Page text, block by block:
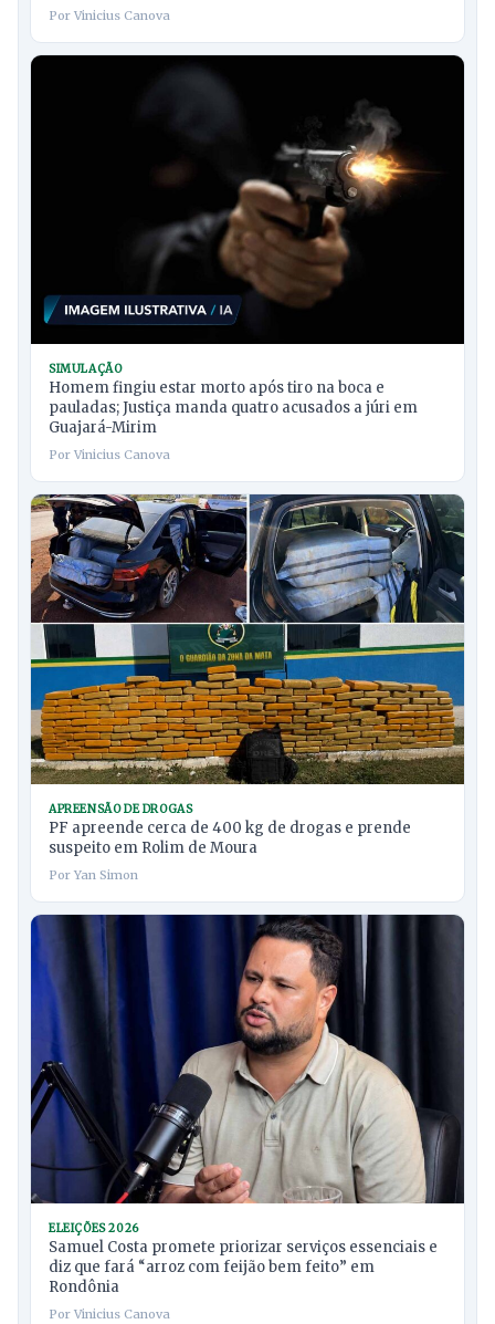
Por Vinicius Canova
SIMULAÇÃO
Homem fingiu estar morto após tiro na boca e
pauladas; Justiça manda quatro acusados a júri em
Guajará-Mirim
Por Vinicius Canova
APREENSÃO DE DROGAS
PF apreende cerca de 400 kg de drogas e prende
suspeito em Rolim de Moura
Por Yan Simon
ELEIÇÕES 2026
Samuel Costa promete priorizar serviços essenciais e
diz que fará “arroz com feijão bem feito” em
Rondônia
Por Vinicius Canova